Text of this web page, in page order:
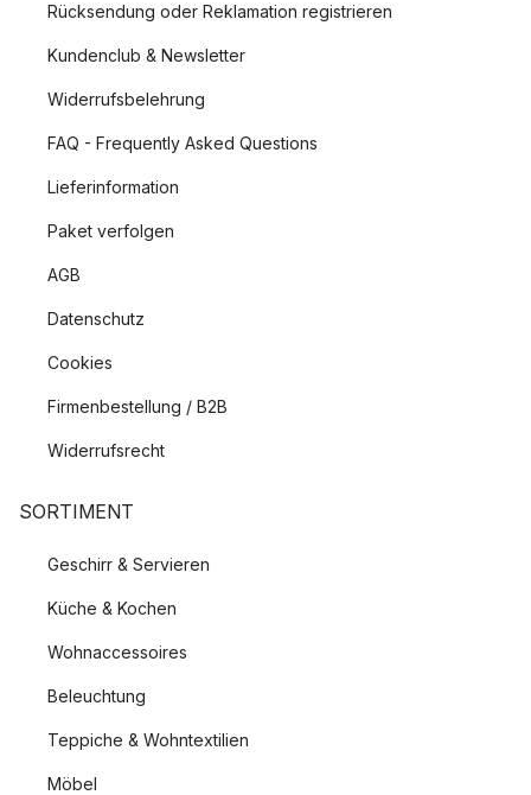
Rücksendung oder Reklamation registrieren
Kundenclub & Newsletter
Widerrufsbelehrung
FAQ - Frequently Asked Questions
Lieferinformation
Paket verfolgen
AGB
Datenschutz
Cookies
Firmenbestellung / B2B
Widerrufsrecht
SORTIMENT
Geschirr & Servieren
Küche & Kochen
Wohnaccessoires
Beleuchtung
Teppiche & Wohntextilien
Möbel